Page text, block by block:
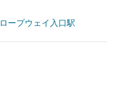
ロープウェイ入口駅